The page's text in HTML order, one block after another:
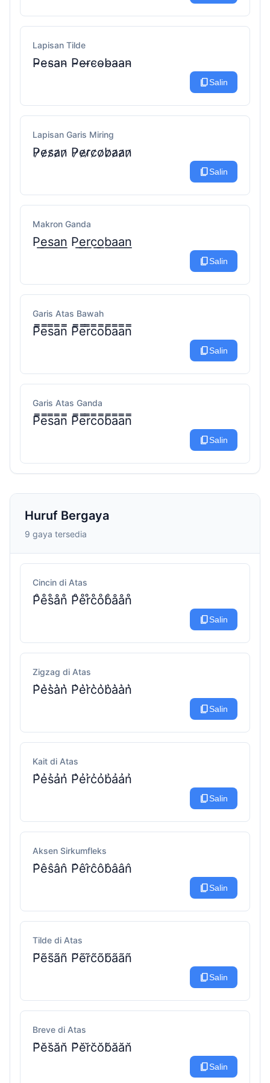
Lapisan Tilde
P̴e̴s̴a̴n̴ P̴e̴r̴c̴o̴b̴a̴a̴n̴
content_copySalin
Lapisan Garis Miring
P̷e̷s̷a̷n̷ P̷e̷r̷c̷o̷b̷a̷a̷n̷
content_copySalin
Makron Ganda
P͟e͟s͟a͟n͟ P͟e͟r͟c͟o͟b͟a͟a͟n͟
content_copySalin
Garis Atas Bawah
P̿e̿s̿a̿n̿ P̿e̿r̿c̿o̿b̿a̿a̿n̿
content_copySalin
Garis Atas Ganda
P̿e̿s̿a̿n̿ P̿e̿r̿c̿o̿b̿a̿a̿n̿
content_copySalin
Huruf Bergaya
9 gaya tersedia
Cincin di Atas
P̊e̊s̊ån̊ P̊e̊r̊c̊o̊b̊åån̊
content_copySalin
Zigzag di Atas
P͛e͛s͛a͛n͛ P͛e͛r͛c͛o͛b͛a͛a͛n͛
content_copySalin
Kait di Atas
P̉ẻs̉ản̉ P̉ẻr̉c̉ỏb̉ảản̉
content_copySalin
Aksen Sirkumfleks
P̂êŝân̂ P̂êr̂ĉôb̂âân̂
content_copySalin
Tilde di Atas
P̃ẽs̃ãñ P̃ẽr̃c̃õb̃ããñ
content_copySalin
Breve di Atas
P̆ĕs̆ăn̆ P̆ĕr̆c̆ŏb̆ăăn̆
content_copySalin